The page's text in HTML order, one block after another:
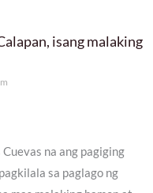
isang malaking
na ang pagiging
sa paglago ng